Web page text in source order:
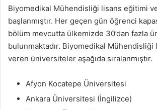
Biyomedikal Mühendisliği lisans eğitimi
başlanmıştır. Her geçen gün öğrenci
bölüm mevcutta ülkemizde 30’dan fazla
bulunmaktadır. Biyomedikal Mühendisliği
veren üniversiteler aşağıda sıralanmıştır.
Afyon Kocatepe Üniversitesi
Ankara Üniversitesi (İngilizce)